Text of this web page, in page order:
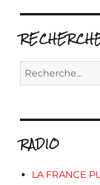
Recherche
pour :
RADIO
LA FRANCE